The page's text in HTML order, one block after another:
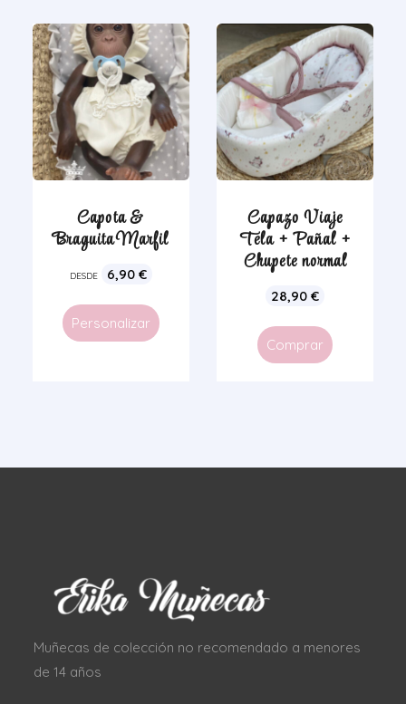
Capota &
Braguita Marfil
DESDE 6,90 €
Personalizar
Capazo Viaje
Tela + Pañal +
Chupete normal
28,90€
Comprar
Muñecas de colección no recomendado a menores
de 14 años